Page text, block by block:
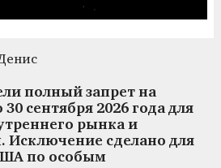
полный запрет на
30 сентября 2026 года для
рынка и
Исключение сделано для
по особым